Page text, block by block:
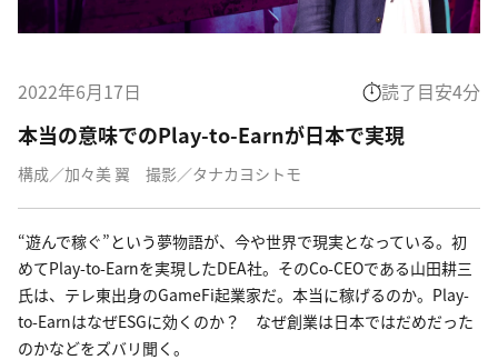
2022年6月17日 読了目安4分
本当の意味でのPlay-to-Earnが日本で実現
構成／加々美 翼　撮影／タナカヨシトモ
“遊んで稼ぐ”という夢物語が、今や世界で現実となっている。初
めてPlay-to-Earnを実現したDEA社。そのCo-CEOである山田耕三
氏は、テレ東出身のGameFi起業家だ。本当に稼げるのか。Play-
to-EarnはなぜESGに効くのか？　なぜ創業は日本ではだめだった
のかなどをズバリ聞く。